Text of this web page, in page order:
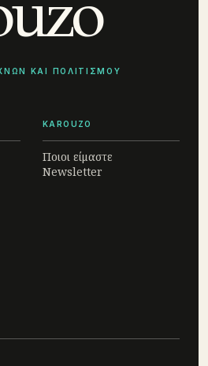
ΚΑΙ ΠΟΛΙΤΙΣΜΟΥ
KAROUZO
Ποιοι είμαστε
Newsletter